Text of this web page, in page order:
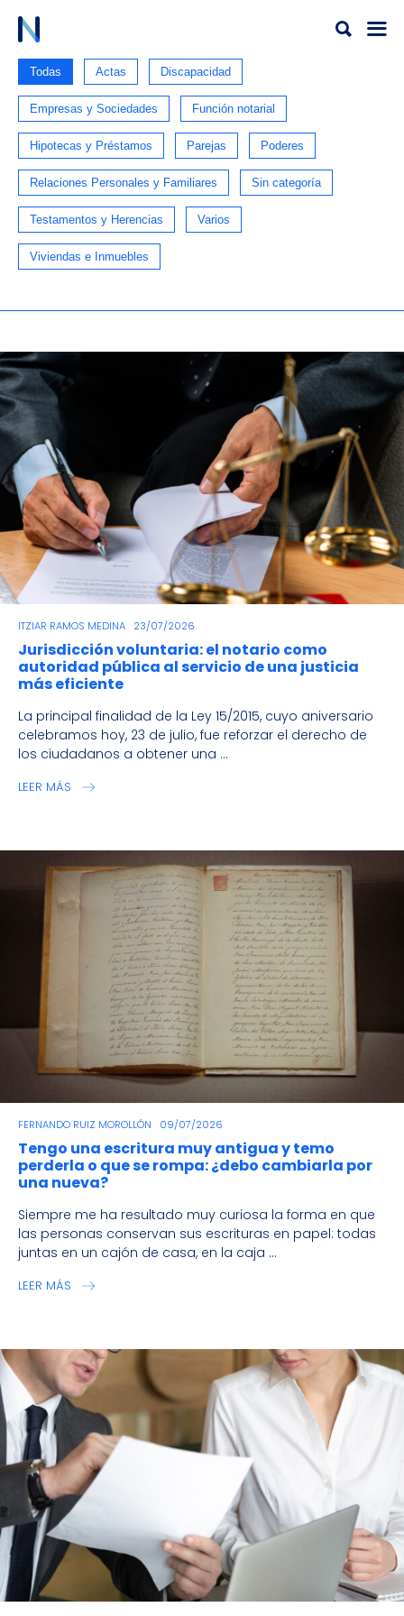
Todas Actas Discapacidad
Empresas y Sociedades Función notarial
Hipotecas y Préstamos Parejas Poderes
Relaciones Personales y Familiares Sin categoría
Testamentos y Herencias Varios
Viviendas e Inmuebles
ITZIAR RAMOS MEDINA 23/07/2026
Jurisdicción voluntaria: el notario como
autoridad pública al servicio de una justicia
más eficiente
La principal finalidad de la Ley 15/2015, cuyo aniversario
celebramos hoy, 23 de julio, fue reforzar el derecho de
los ciudadanos a obtener una ...
LEER MÁS
FERNANDO RUIZ MOROLLÓN 09/07/2026
Tengo una escritura muy antigua y temo
perderla o que se rompa: ¿debo cambiarla por
una nueva?
Siempre me ha resultado muy curiosa la forma en que
las personas conservan sus escrituras en papel: todas
juntas en un cajón de casa, en la caja ...
LEER MÁS